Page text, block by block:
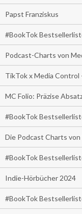
Papst Franziskus
#BookTok
Podcast-Charts von
TikTok x Media Control
MC Folio: Präzise
#BookTok
Die Podcast Charts
#BookTok
Indie-Hörbücher 2024
#BookTok